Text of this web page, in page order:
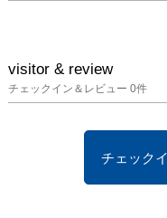
visitor & review
チェックイン＆レビュー 0件
チェック